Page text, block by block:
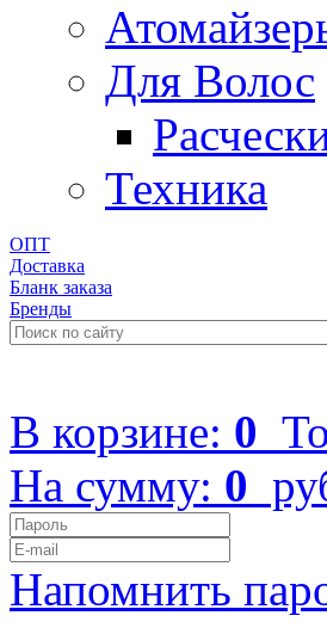
Для Волос
Техника
ОПТ
Доставка
Бланк заказа
Бренды
В корзине: 0
На сумму: 0
Напомнить